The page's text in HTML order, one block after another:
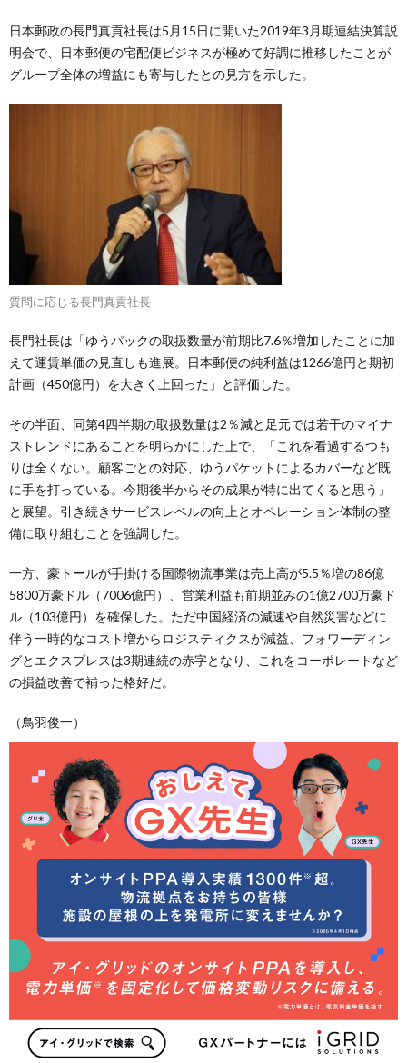
日本郵政の長門真貢社長は5月15日に開いた2019年3月期連結決算説
明会で、日本郵便の宅配便ビジネスが極めて好調に推移したことが
グループ全体の増益にも寄与したとの見方を示した。
質問に応じる長門真貢社長
長門社長は「ゆうパックの取扱数量が前期比7.6％増加したことに加
えて運賃単価の見直しも進展。日本郵便の純利益は1266億円と期初
計画（450億円）を大きく上回った」と評価した。
その半面、同第4四半期の取扱数量は2％減と足元では若干のマイナ
ストレンドにあることを明らかにした上で、「これを看過するつも
りは全くない。顧客ごとの対応、ゆうパケットによるカバーなど既
に手を打っている。今期後半からその成果が特に出てくると思う」
と展望。引き続きサービスレベルの向上とオペレーション体制の整
備に取り組むことを強調した。
一方、豪トールが手掛ける国際物流事業は売上高が5.5％増の86億
5800万豪ドル（7006億円）、営業利益も前期並みの1億2700万豪ド
ル（103億円）を確保した。ただ中国経済の減速や自然災害などに
伴う一時的なコスト増からロジスティクスが減益、フォワーディン
グとエクスプレスは3期連続の赤字となり、これをコーポレートなど
の損益改善で補った格好だ。
（鳥羽俊一）